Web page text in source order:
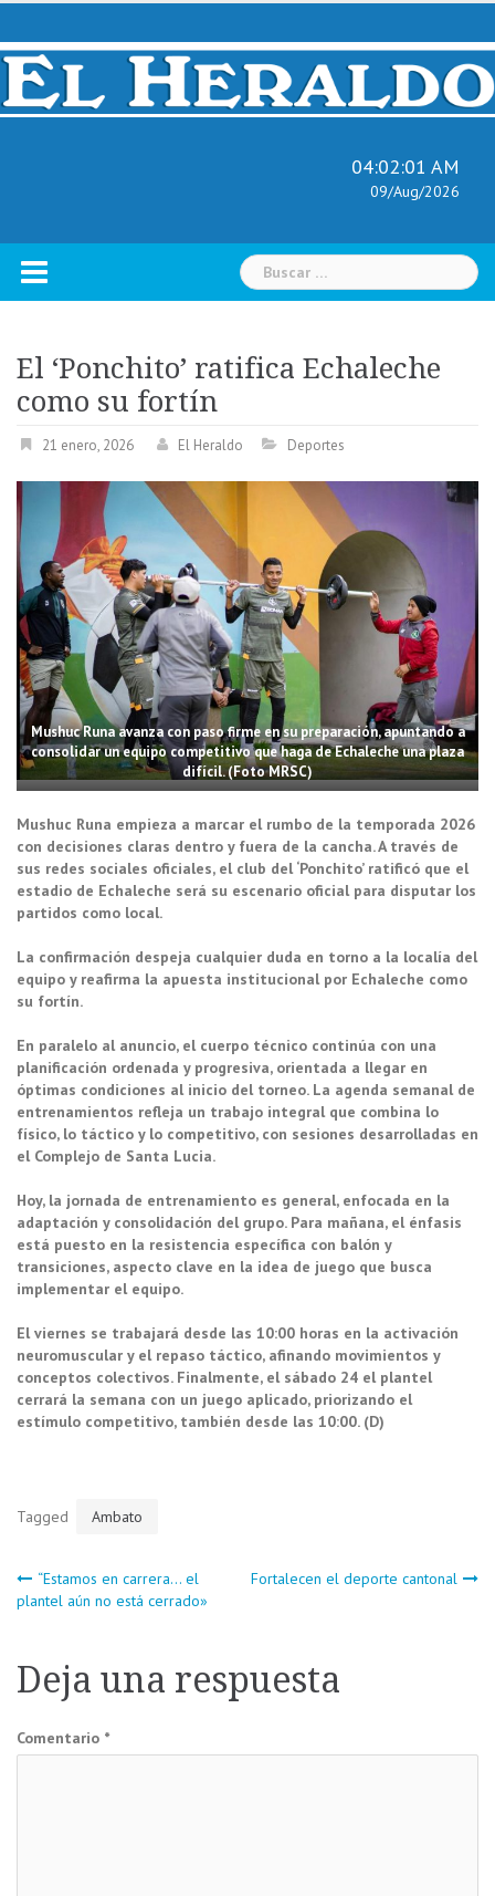
Skip
content
04:02:02 AM
09/Aug/2026
Buscar:
El ‘Ponchito’ ratifica Echaleche
como su fortín
21 enero, 2026 El Heraldo Deportes
Mushuc Runa avanza con paso firme en su preparación, apuntando a
consolidar un equipo competitivo que haga de Echaleche una plaza
difícil. (Foto MRSC)
Mushuc Runa empieza a marcar el rumbo de la temporada 2026
con decisiones claras dentro y fuera de la cancha. A través de
sus redes sociales oficiales, el club del ‘Ponchito’ ratificó que el
estadio de Echaleche será su escenario oficial para disputar los
partidos como local.
La confirmación despeja cualquier duda en torno a la localía del
equipo y reafirma la apuesta institucional por Echaleche como
su fortín.
En paralelo al anuncio, el cuerpo técnico continúa con una
planificación ordenada y progresiva, orientada a llegar en
óptimas condiciones al inicio del torneo. La agenda semanal de
entrenamientos refleja un trabajo integral que combina lo
físico, lo táctico y lo competitivo, con sesiones desarrolladas en
el Complejo de Santa Lucia.
Hoy, la jornada de entrenamiento es general, enfocada en la
adaptación y consolidación del grupo. Para mañana, el énfasis
está puesto en la resistencia específica con balón y
transiciones, aspecto clave en la idea de juego que busca
implementar el equipo.
El viernes se trabajará desde las 10:00 horas en la activación
neuromuscular y el repaso táctico, afinando movimientos y
conceptos colectivos. Finalmente, el sábado 24 el plantel
cerrará la semana con un juego aplicado, priorizando el
estímulo competitivo, también desde las 10:00. (D)
Tagged Ambato
Navegación
entradas
“Estamos en carrera… el
plantel aún no está cerrado»
Fortalecen el deporte cantonal
Deja una respuesta
Comentario *